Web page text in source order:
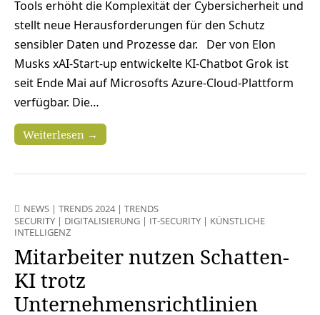
Tools erhöht die Komplexität der Cybersicherheit und
stellt neue Herausforderungen für den Schutz
sensibler Daten und Prozesse dar. Der von Elon
Musks xAI-Start-up entwickelte KI-Chatbot Grok ist
seit Ende Mai auf Microsofts Azure-Cloud-Plattform
verfügbar. Die…
Weiterlesen →
NEWS | TRENDS 2024| TRENDS
SECURITY | DIGITALISIERUNG | IT-SECURITY | KÜNSTLICHE
INTELLIGENZ
Mitarbeiter nutzen Schatten-
KI trotz
Unternehmensrichtlinien